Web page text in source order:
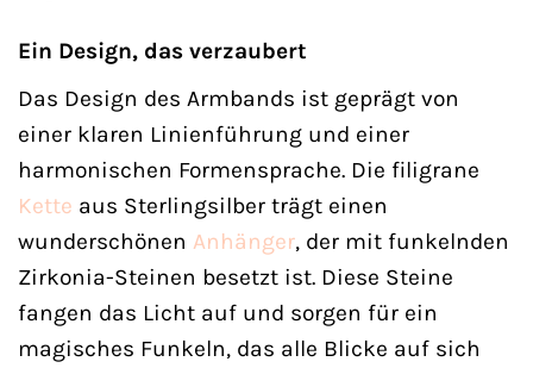
Ein Design, das verzaubert
Das Design des Armbands ist geprägt von
einer klaren Linienführung und einer
harmonischen Formensprache. Die filigrane
Kette aus Sterlingsilber trägt einen
wunderschönen Anhänger, der mit funkelnden
Zirkonia-Steinen besetzt ist. Diese Steine
fangen das Licht auf und sorgen für ein
magisches Funkeln, das alle Blicke auf sich